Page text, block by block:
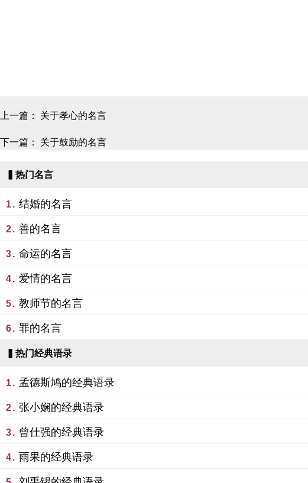
上一篇： 关于孝心的名言
下一篇： 关于鼓励的名言
▍热门名言
1. 结婚的名言
2. 善的名言
3. 命运的名言
4. 爱情的名言
5. 教师节的名言
6. 罪的名言
▍热门经典语录
1. 孟德斯鸠的经典语录
2. 张小娴的经典语录
3. 曾仕强的经典语录
4. 雨果的经典语录